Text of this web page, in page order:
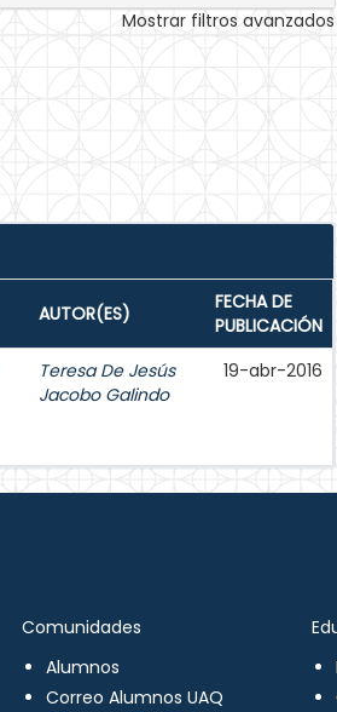
Mostrar filtros avanzados
AUTOR(ES)
FECHA DE
PUBLICACIÓN
Teresa De Jesús
Jacobo Galindo
19-abr-2016
Comunidades
Alumnos
Correo Alumnos UAQ